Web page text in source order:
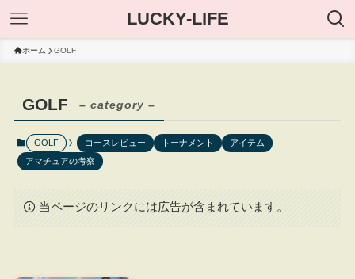
LUCKY-LIFE
ホーム GOLF
GOLF – category –
GOLF コースレビュー トーナメント
アイテム
アマチュアの考察
当ページのリンクには広告が含まれています。